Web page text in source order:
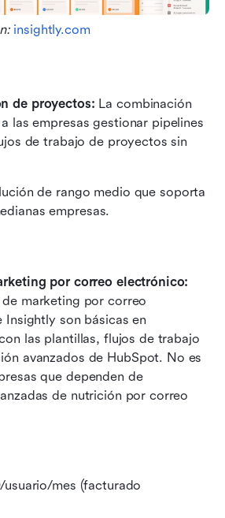
insightly.com
de proyectos: La combinación
las empresas gestionar pipelines
de trabajo de proyectos sin
de rango medio que soporta
empresas.
por correo electrónico:
de marketing por correo
Insightly son básicas en
las plantillas, flujos de trabajo
avanzados de HubSpot. No es
que dependen de
de nutrición por correo
usuario/mes (facturado